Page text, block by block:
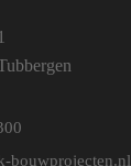
bouwprojecten.nl